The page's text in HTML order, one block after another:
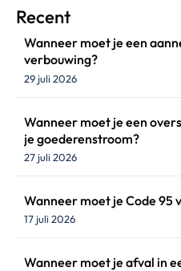
Recent
Wanneer moet je een
verbouwing?
29 juli 2026
Wanneer moet je een
je goederenstroom?
27 juli 2026
Wanneer moet je Code 95
17 juli 2026
Wanneer moet je afval in